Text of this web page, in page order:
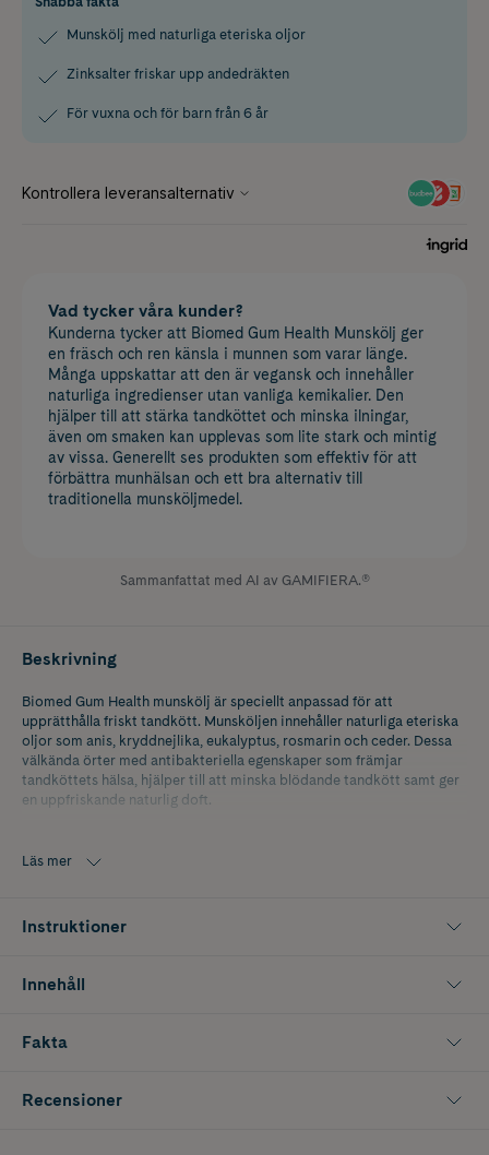
Munskölj med naturliga eteriska oljor
Zinksalter friskar upp andedräkten
För vuxna och för barn från 6 år
Vad tycker våra kunder?
Kunderna tycker att Biomed Gum Health Munskölj ger
en fräsch och ren känsla i munnen som varar länge.
Många uppskattar att den är vegansk och innehåller
naturliga ingredienser utan vanliga kemikalier. Den
hjälper till att stärka tandköttet och minska ilningar,
även om smaken kan upplevas som lite stark och mintig
av vissa. Generellt ses produkten som effektiv för att
förbättra munhälsan och ett bra alternativ till
traditionella munsköljmedel.
Sammanfattat med AI av GAMIFIERA.®
Beskrivning
Biomed Gum Health munskölj är speciellt anpassad för att
upprätthålla friskt tandkött. Munsköljen innehåller naturliga eteriska
oljor som anis, kryddnejlika, eukalyptus, rosmarin och ceder. Dessa
välkända örter med antibakteriella egenskaper som främjar
tandköttets hälsa, hjälper till att minska blödande tandkött samt ger
en uppfriskande naturlig doft.
ananasextrakt, som avlägsnar tandplack och därmed gör tänderna
friskar upp andedräkten.
produkter skapas med kärlek till människor och planeten.
material. Vegan-certifierad. Glutenfri-certifierad.
Läs mer
Instruktioner
Innehåll
Fakta
Recensioner